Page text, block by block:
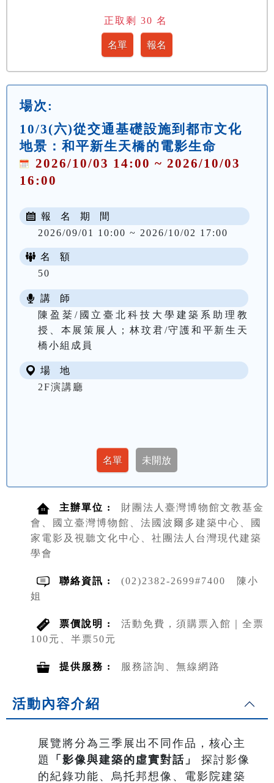
正取剩 30 名
場次:
10/3(六)從交通基礎設施到都市文化
地景：和平新生天橋的電影生命
2026/10/03 14:00 ~ 2026/10/03
16:00
報 名 期 間
2026/09/01 10:00 ~ 2026/10/02 17:00
名 額
50
講 師
陳盈棻/國立臺北科技大學建築系助理教
授、本展策展人；林玟君/守護和平新生天
橋小組成員
場 地
2F演講廳
主辦單位 :
財團法人臺灣博物館文教基金
會、國立臺灣博物館、法國波爾多建築中心、國
家電影及視聽文化中心、社團法人台灣現代建築
學會
聯絡資訊 :
(02)2382-2699#7400 陳小
姐
票價說明 :
活動免費，須購票入館｜全票
100元、半票50元
提供服務 : 服務諮詢、無線網路
活動內容介紹
展覽將分為三季展出不同作品，核心主
題
「影像與建築的虛實對話」
探討影像
的紀錄功能、烏托邦想像、電影院建築